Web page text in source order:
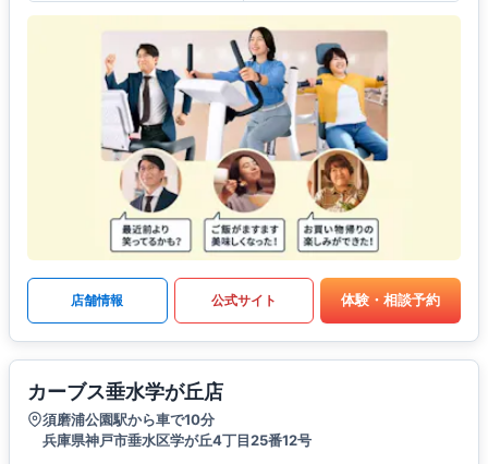
店舗情報 公式サイト 体験・相談予約
カーブス垂水学が丘店
須磨浦公園駅から車で10分
兵庫県神戸市垂水区学が丘4丁目25番12号